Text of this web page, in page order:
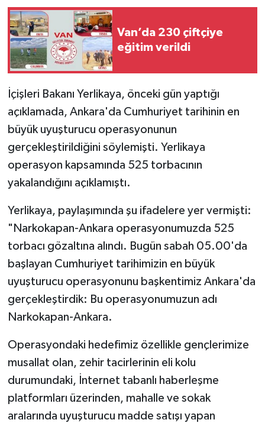
Van’da 230 çiftçiye
eğitim verildi
İçişleri Bakanı Yerlikaya, önceki gün yaptığı
açıklamada, Ankara'da Cumhuriyet tarihinin en
büyük uyuşturucu operasyonunun
gerçekleştirildiğini söylemişti. Yerlikaya
operasyon kapsamında 525 torbacının
yakalandığını açıklamıştı.
Yerlikaya, paylaşımında şu ifadelere yer vermişti:
"Narkokapan-Ankara operasyonumuzda 525
torbacı gözaltına alındı. Bugün sabah 05.00'da
başlayan Cumhuriyet tarihimizin en büyük
uyuşturucu operasyonunu başkentimiz Ankara'da
gerçekleştirdik: Bu operasyonumuzun adı
Narkokapan-Ankara.
Operasyondaki hedefimiz özellikle gençlerimize
musallat olan, zehir tacirlerinin eli kolu
durumundaki, İnternet tabanlı haberleşme
platformları üzerinden, mahalle ve sokak
aralarında uyuşturucu madde satışı yapan